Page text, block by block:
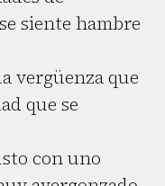
siente hambre
vergüenza que
que se
con uno